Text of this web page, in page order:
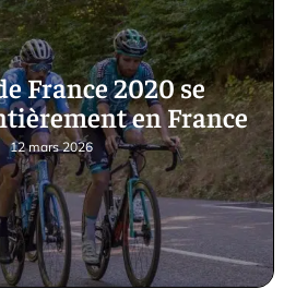
France 2020 se
en France
12 mars 2026